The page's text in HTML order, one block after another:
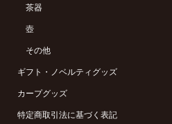
茶器
壺
その他
ギフト・ノベルティグッズ
カープグッズ
特定商取引法に基づく表記